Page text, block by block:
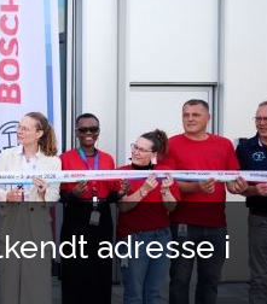
adresse i